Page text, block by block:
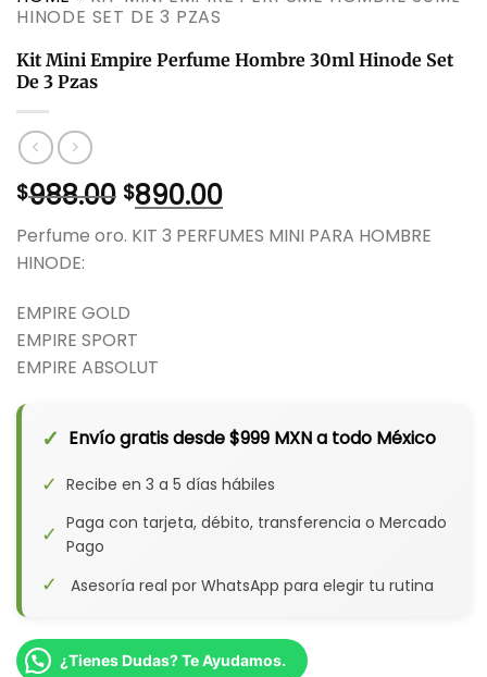
HINODE SET DE 3 PZAS
Kit Mini Empire Perfume Hombre 30ml Hinode Set
De 3 Pzas
$988.00 El
precio
original
$988.00.
$890.00El
precio
actual
Perfume oro. KIT 3 PERFUMES MINI PARA HOMBRE
HINODE:
EMPIRE GOLD
EMPIRE SPORT
EMPIRE ABSOLUT
✓ Envío gratis desde $999 MXN a todo México
✓ Recibe en 3 a 5 días hábiles
✓ Paga con tarjeta, débito, transferencia o Mercado
Pago
✓ Asesoría real por WhatsApp para elegir tu rutina
¿Tienes Dudas? Te Ayudamos.